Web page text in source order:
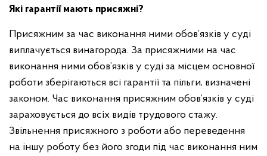
Які гарантії мають присяжні?
Присяжним за час виконання ними обов’язків у суді
виплачується винагорода. За присяжними на час
виконання ними обов’язків у суді за місцем основної
роботи зберігаються всі гарантії та пільги, визначені
законом. Час виконання присяжним обов’язків у суді
зараховується до всіх видів трудового стажу.
Звільнення присяжного з роботи або переведення
на іншу роботу без його згоди під час виконання ним